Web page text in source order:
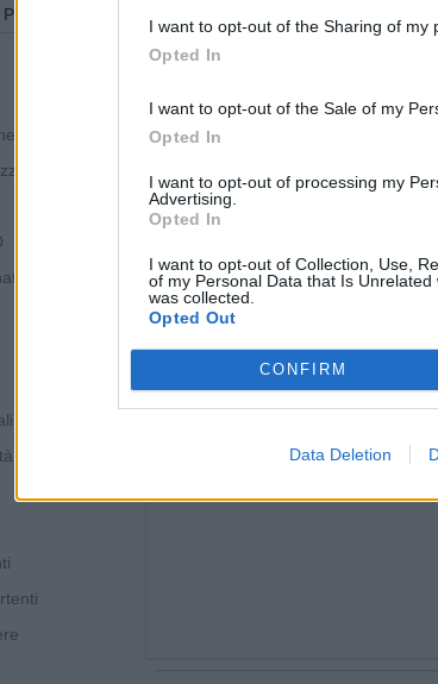
I want to opt-out of the Sharing of my
Opted In
I want to opt-out of the Sale of my
Opted In
I want to opt-out of processing my
Advertising.
Opted In
I want to opt-out of Collection, Use,
of my Personal Data that Is
was collected.
Opted Out
CONFIRM
Data Deletion
pubblicità